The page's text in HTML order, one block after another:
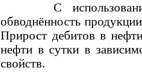
С
обводнённость
Прирост дебитов в
нефти в сутки в
свойств.